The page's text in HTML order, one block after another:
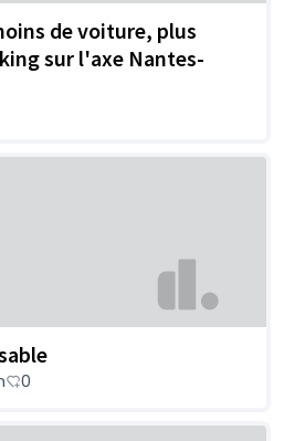
de voiture, plus
sur l'axe Nantes-
0